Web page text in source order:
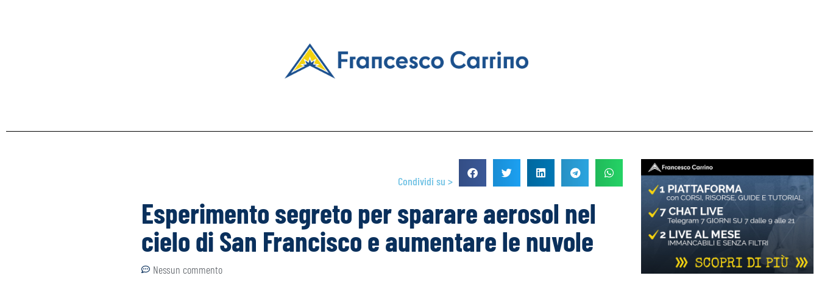
Condividi su >
Esperimento segreto per sparare aerosol nel
cielo di San Francisco e aumentare le nuvole
Nessun commento